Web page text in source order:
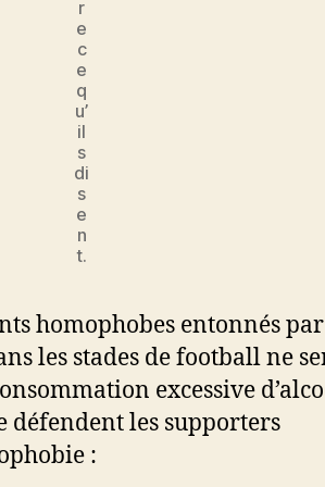
r
e
c
e
q
u’
il
s
di
s
e
n
t.
homophobes entonnés par
les stades de football ne
excessive
défendent les supporters
: